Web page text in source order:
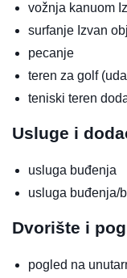
vožnja kanuom
surfanje Izvan
pecanje
teren za golf
teniski teren
Usluge i
usluga buđenja
usluga buđenja/
Dvorište i
pogled na